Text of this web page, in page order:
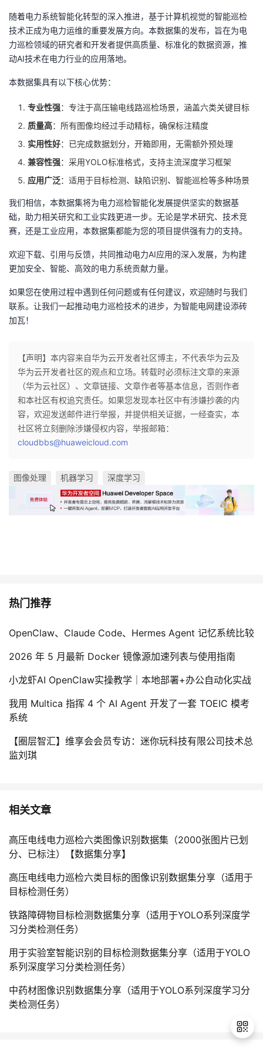
随着电力系统智能化转型的深入推进，基于计算机视觉的智能巡检
技术正成为电力运维的重要发展方向。本数据集的发布，旨在为电
力巡检领域的研究者和开发者提供高质量、标准化的数据资源，推
动AI技术在电力行业的应用落地。
本数据集具有以下核心优势：
专业性强：专注于高压输电线路巡检场景，涵盖六类关键目标
质量高：所有图像均经过手动精标，确保标注精度
实用性好：已完成数据划分，开箱即用，无需额外预处理
兼容性强：采用YOLO标准格式，支持主流深度学习框架
应用广泛：适用于目标检测、缺陷识别、智能巡检等多种场景
我们相信，本数据集将为电力巡检智能化发展提供坚实的数据基
础，助力相关研究和工业实践更进一步。无论是学术研究、技术竞
赛，还是工业应用，本数据集都能为您的项目提供强有力的支持。
欢迎下载、引用与反馈，共同推动电力AI应用的深入发展，为构建
更加安全、智能、高效的电力系统贡献力量。
如果您在使用过程中遇到任何问题或有任何建议，欢迎随时与我们
联系。让我们一起推动电力巡检技术的进步，为智能电网建设添砖
加瓦！
【声明】本内容来自华为云开发者社区博主，不代表华为云及
华为云开发者社区的观点和立场。转载时必须标注文章的来源
（华为云社区）、文章链接、文章作者等基本信息，否则作者
和本社区有权追究责任。如果您发现本社区中有涉嫌抄袭的内
容，欢迎发送邮件进行举报，并提供相关证据，一经查实，本
社区将立刻删除涉嫌侵权内容，举报邮箱：
cloudbbs@huaweicloud.com
图像处理 机器学习 深度学习
热门推荐
OpenClaw、Claude Code、Hermes Agent 记忆系统比较
2026 年 5 月最新 Docker 镜像源加速列表与使用指南
小龙虾AI OpenClaw实操教学｜本地部署+办公自动化实战
我用 Multica 指挥 4 个 AI Agent 开发了一套 TOEIC 模考
系统
【圈层智汇】维享会会员专访：迷你玩科技有限公司技术总
监刘琪
相关文章
高压电线电力巡检六类图像识别数据集（2000张图片已划
分、已标注）【数据集分享】
高压电线电力巡检六类目标的图像识别数据集分享（适用于
目标检测任务）
铁路障碍物目标检测数据集分享（适用于YOLO系列深度学
习分类检测任务）
用于实验室智能识别的目标检测数据集分享（适用于YOLO
系列深度学习分类检测任务）
中药材图像识别数据集分享（适用于YOLO系列深度学习分
类检测任务）